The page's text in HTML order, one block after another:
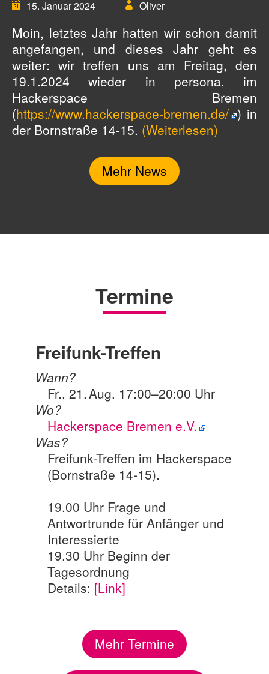
15. Januar 2024 Oliver
Moin, letztes Jahr hatten wir schon damit
angefangen, und dieses Jahr geht es
weiter: wir treffen uns am Freitag, den
19.1.2024 wieder in persona, im
Hackerspace Bremen
(https://www.hackerspace-bremen.de/ ) in
der Bornstraße 14-15. (Weiterlesen)
Mehr News
Termine
Freifunk-Treffen
Wann?
Fr., 21. Aug. 17:00–20:00 Uhr
Wo?
Hackerspace Bremen e.V.
Was?
Freifunk-Treffen im Hackerspace
(Bornstraße 14-15).
19.00 Uhr Frage und
Antwortrunde für Anfänger und
Interessierte
19.30 Uhr Beginn der
Tagesordnung
Details: [Link]
Mehr Termine